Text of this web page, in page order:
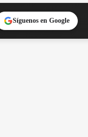
Síguenos en Google